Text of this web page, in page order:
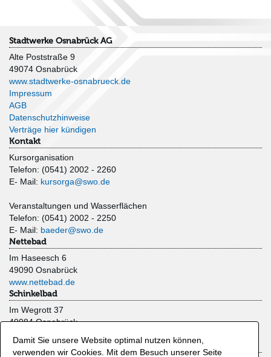
Stadtwerke Osnabrück AG
Alte Poststraße 9
49074 Osnabrück
www.stadtwerke-osnabrueck.de
Impressum
AGB
Datenschutzhinweise
Verträge hier kündigen
Kontakt
Kursorganisation
Telefon: (0541) 2002 - 2260
E- Mail: kursorga@swo.de
Veranstaltungen und Wasserflächen
Telefon: (0541) 2002 - 2250
E- Mail: baeder@swo.de
Nettebad
Im Haseesch 6
49090 Osnabrück
www.nettebad.de
Schinkelbad
Im Wegrott 37
49084 Osnabrück
Moskaubad
Damit Sie unsere Website optimal nutzen können,
verwenden wir Cookies. Mit dem Besuch unserer Seite